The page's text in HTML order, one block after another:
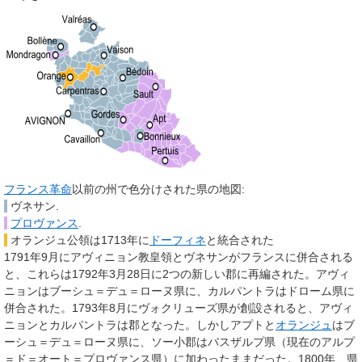
フランス革命以前の州で色分けされた県の地図:
ヴネサン.
プロヴァンス
オランジュ公領は1713年に ドーフィネと統合された
1791年9月にアヴィニョン教皇領とヴネサンがフランスに併合される
と、これらは1792年3月28日に2つの新しい郡に再編された。アヴィ
ニョンはブーシュ＝デュ＝ローヌ県に、カルパントラはドローム県に
併合された。1793年8月にヴォクリューズ県が創設されると、アヴィ
ニョンとカルパントラは郡となった。しかしアプトと オランジュ はブ
ーシュ＝デュ＝ローヌ県に、ソー小郡はバスザルプ県（現在のアルプ
＝ド＝オート＝プロヴァンス県）に加わったままだった。1800年、県